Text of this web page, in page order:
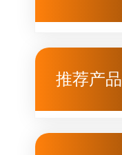
推荐产品